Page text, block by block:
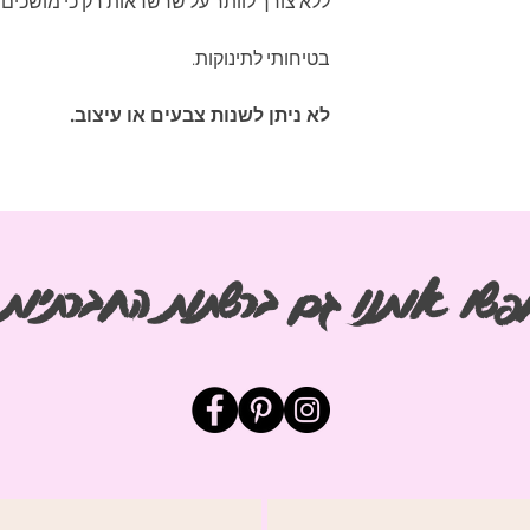
בטיחותי לתינוקות.
לא ניתן לשנות צבעים או עיצוב.
אותנו גם ברשתות החברתיות